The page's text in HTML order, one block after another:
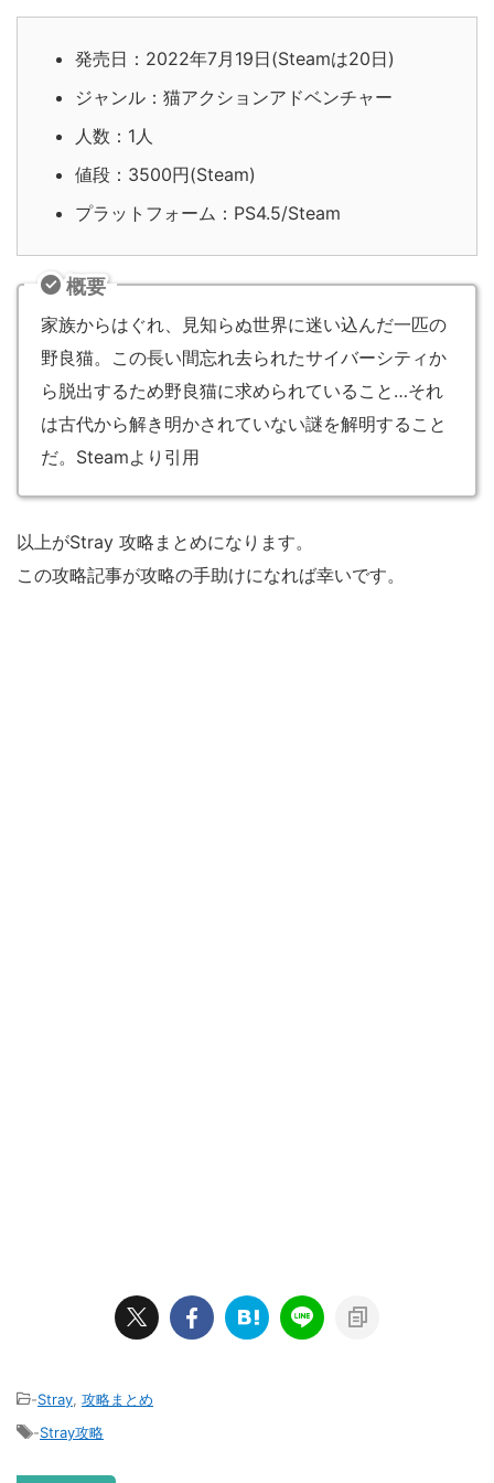
発売日：2022年7月19日(Steamは20日)
ジャンル：猫アクションアドベンチャー
人数：1人
値段：3500円(Steam)
プラットフォーム：PS4.5/Steam
概要
家族からはぐれ、見知らぬ世界に迷い込んだ一匹の
野良猫。この長い間忘れ去られたサイバーシティか
ら脱出するため野良猫に求められていること…それ
は古代から解き明かされていない謎を解明すること
だ。Steamより引用
以上がStray 攻略まとめになります。
この攻略記事が攻略の手助けになれば幸いです。
-Stray, 攻略まとめ
-Stray攻略